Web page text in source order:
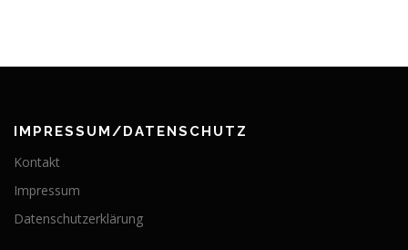
IMPRESSUM/DATENSCHUTZ
Kontakt
Impressum
Datenschutzerklärung